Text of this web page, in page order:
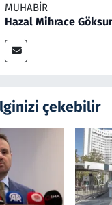
MUHABIR
Hazal Mihrace
çekebilir